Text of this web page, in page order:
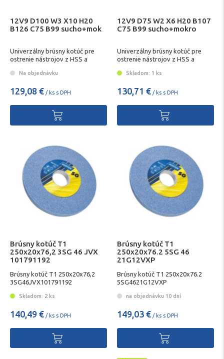
12V9 D100 W3 X10 H20
B126 C75 B99 sucho+mok
Univerzálny brúsny kotúč pre
ostrenie nástrojov z HSS a
Na objednávku
129,08 € / ks s DPH
12V9 D75 W2 X6 H20 B107
C75 B99 sucho+mokro
Univerzálny brúsny kotúč pre
ostrenie nástrojov z HSS a
Skladom: 1 ks
130,71 € / ks s DPH
Brúsny kotúč T1
250x20x76,2 3SG 46 JVX
101791192
Brúsny kotúč T1 250x20x76,2
3SG46JVX101791192
Skladom: 2 ks
140,49 € / ks s DPH
Brúsny kotúč T1
250x20x76.2 5SG 46
21G12VXP
Brúsny kotúč T1 250x20x76.2
5SG4621G12VXP
na objednávku 10 dní
149,03 € / ks s DPH